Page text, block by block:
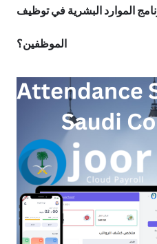
الموارد البشرية في توظيف
الموظفين؟